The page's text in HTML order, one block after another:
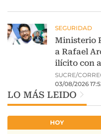
LO MÁS LEIDO
HOY